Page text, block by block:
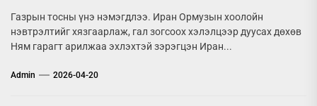
Газрын тосны үнэ нэмэгдлээ. Иран Ормузын хоолойн
нэвтрэлтийг хязгаарлаж, гал зогсоох хэлэлцээр дуусах дөхөв
Ням гарагт арилжаа эхлэхтэй зэрэгцэн Иран...
Admin 2026-04-20